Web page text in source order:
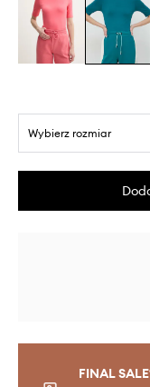
Wybierz rozmiar
FINAL